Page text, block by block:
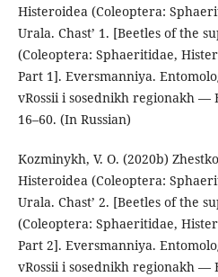
Histeroidea (Coleoptera:
Urala. Chast’ 1. [Beetles of the
(Coleoptera: Sphaeritidae,
Part 1]. Eversmanniya.
vRossii i sosednikh regionakh —
16–60. (In Russian)
Kozminykh, V. O. (2020b)
Histeroidea (Coleoptera:
Urala. Chast’ 2. [Beetles of the
(Coleoptera: Sphaeritidae,
Part 2]. Eversmanniya.
vRossii i sosednikh regionakh —